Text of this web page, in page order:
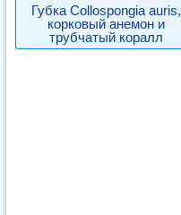
Губка Collospongia auris,
корковый анемон и
трубчатый коралл